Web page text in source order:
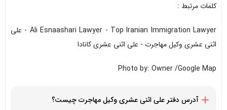
کلمات مرتبط :
Ali Esnaashari Lawyer - Top Iranian Immigration Lawyer - علی
اثنی عشری وکیل مهاجرت - علی اثنی عشری کانادا
Photo by: Owner /Google Map
آدرس دفتر علی اثنی عشری وکیل مهاجرت چیست؟